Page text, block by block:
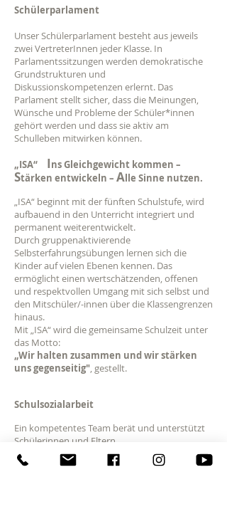
​Schülerparlament
Unser Schülerparlament besteht aus jeweils
zwei VertreterInnen jeder Klasse. In
Parlamentssitzungen werden demokratische
Grundstrukturen und
Diskussionskompetenzen erlernt. Das
Parlament stellt sicher, dass die Meinungen,
Wünsche und Probleme der Schüler*innen
gehört werden und dass sie aktiv am
Schulleben mitwirken können.
„ISA“ Ins Gleichgewicht kommen –
Stärken entwickeln – Alle Sinne nutzen.
„ISA“ beginnt mit der fünften Schulstufe, wird
aufbauend in den Unterricht integriert und
permanent weiterentwickelt.
Durch gruppenaktivierende
Selbsterfahrungsübungen lernen sich die
Kinder auf vielen Ebenen kennen. Das
ermöglicht einen wertschätzenden, offenen
und respektvollen Umgang mit sich selbst und
den Mitschüler/-innen über die Klassengrenzen
hinaus.
Mit „ISA“ wird die gemeinsame Schulzeit unter
das Motto:
„Wir halten zusammen und wir stärken
uns gegenseitig", gestellt.
Schulsozialarbeit
Ein kompetentes Team berät und unterstützt
Schülerinnen und Eltern.
Ziele: